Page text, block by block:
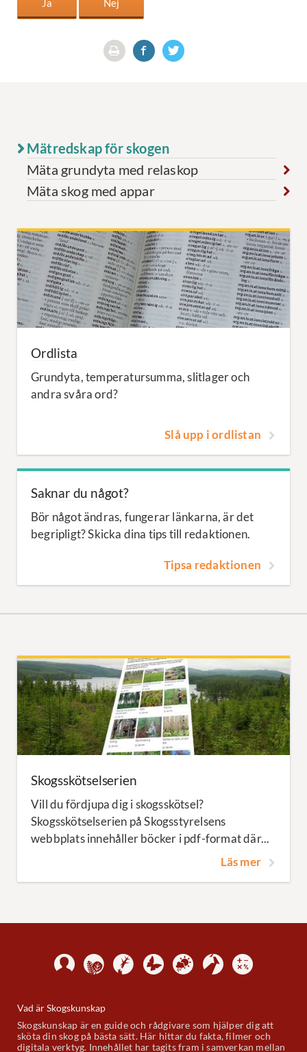
Mätredskap för skogen
Mäta grundyta med relaskop
Mäta skog med appar
Ordlista
Grundyta, temperatursumma, slitlager och
andra svåra ord?
Slå upp i ordlistan
Saknar du något?
Bör något ändras, fungerar länkarna, är det
begripligt? Skicka dina tips till redaktionen.
Tipsa redaktionen
Skogsskötselserien
Vill du fördjupa dig i skogsskötsel?
Skogsskötselserien på Skogsstyrelsens
webbplats innehåller böcker i pdf-format där...
Läs mer
Vad är Skogskunskap
Skogskunskap är en guide och rådgivare som hjälper dig att
sköta din skog på bästa sätt. Här hittar du fakta, filmer och
digitala verktyg. Innehållet har tagits fram i samverkan mellan